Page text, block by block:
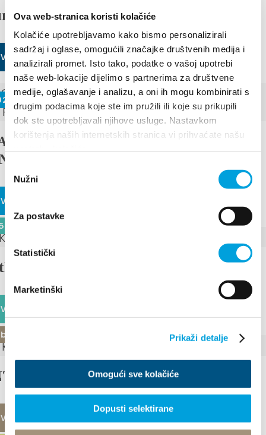
Ova web-stranica koristi kolačiće
Kolačiće upotrebljavamo kako bismo personalizirali
sadržaj i oglase, omogućili značajke društvenih medija i
analizirali promet. Isto tako, podatke o vašoj upotrebi
naše web-lokacije dijelimo s partnerima za društvene
medije, oglašavanje i analizu, a oni ih mogu kombinirati s
drugim podacima koje ste im pružili ili koje su prikupili
dok ste upotrebljavali njihove usluge. Nastavkom
korištenja naših internetskih stranica vi prihvaćate našu
pristanka
Nužni
Za postavke
Statistički
Marketinški
Prikaži detalje
Omogući sve kolačiće
Dopusti selektirane
the stars
- 29. junij 2026
OF TRADITION, ECO ETHNO
ISLAND PRODUCTS FAIR
- 10. maj 2026
Kaštela Flower Festival
2024
V KAŠTELIH 2024